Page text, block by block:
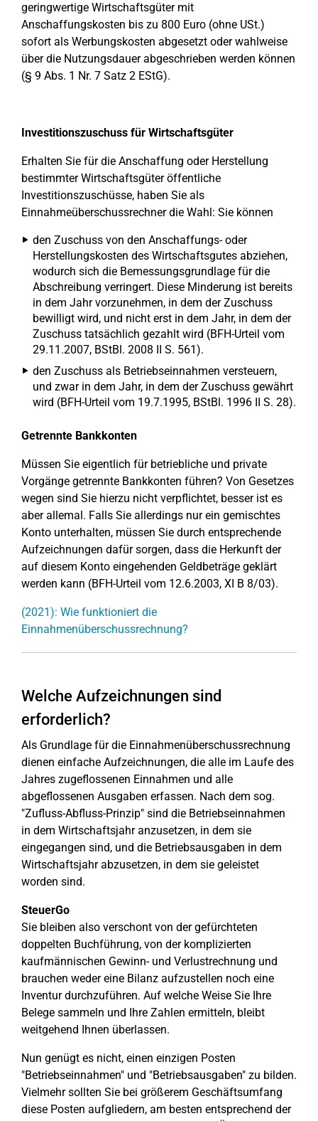
geringwertige Wirtschaftsgüter mit
Anschaffungskosten bis zu 800 Euro (ohne USt.)
sofort als Werbungskosten abgesetzt oder wahlweise
über die Nutzungsdauer abgeschrieben werden können
(§ 9 Abs. 1 Nr. 7 Satz 2 EStG).
Investitionszuschuss für Wirtschaftsgüter
Erhalten Sie für die Anschaffung oder Herstellung
bestimmter Wirtschaftsgüter öffentliche
Investitionszuschüsse, haben Sie als
Einnahmeüberschussrechner die Wahl: Sie können
den Zuschuss von den Anschaffungs- oder
Herstellungskosten des Wirtschaftsgutes abziehen,
wodurch sich die Bemessungsgrundlage für die
Abschreibung verringert. Diese Minderung ist bereits
in dem Jahr vorzunehmen, in dem der Zuschuss
bewilligt wird, und nicht erst in dem Jahr, in dem der
Zuschuss tatsächlich gezahlt wird (BFH-Urteil vom
29.11.2007, BStBl. 2008 II S. 561).
den Zuschuss als Betriebseinnahmen versteuern,
und zwar in dem Jahr, in dem der Zuschuss gewährt
wird (BFH-Urteil vom 19.7.1995, BStBl. 1996 II S. 28).
Getrennte Bankkonten
Müssen Sie eigentlich für betriebliche und private
Vorgänge getrennte Bankkonten führen? Von Gesetzes
wegen sind Sie hierzu nicht verpflichtet, besser ist es
aber allemal. Falls Sie allerdings nur ein gemischtes
Konto unterhalten, müssen Sie durch entsprechende
Aufzeichnungen dafür sorgen, dass die Herkunft der
auf diesem Konto eingehenden Geldbeträge geklärt
werden kann (BFH-Urteil vom 12.6.2003, XI B 8/03).
(2021): Wie funktioniert die
Einnahmenüberschussrechnung?
Welche Aufzeichnungen sind
erforderlich?
Als Grundlage für die Einnahmenüberschussrechnung
dienen einfache Aufzeichnungen, die alle im Laufe des
Jahres zugeflossenen Einnahmen und alle
abgeflossenen Ausgaben erfassen. Nach dem sog.
"Zufluss-Abfluss-Prinzip" sind die Betriebseinnahmen
in dem Wirtschaftsjahr anzusetzen, in dem sie
eingegangen sind, und die Betriebsausgaben in dem
Wirtschaftsjahr abzusetzen, in dem sie geleistet
worden sind.
SteuerGo
Sie bleiben also verschont von der gefürchteten
doppelten Buchführung, von der komplizierten
kaufmännischen Gewinn- und Verlustrechnung und
brauchen weder eine Bilanz aufzustellen noch eine
Inventur durchzuführen. Auf welche Weise Sie Ihre
Belege sammeln und Ihre Zahlen ermitteln, bleibt
weitgehend Ihnen überlassen.
Nun genügt es nicht, einen einzigen Posten
"Betriebseinnahmen" und "Betriebsausgaben" zu bilden.
Vielmehr sollten Sie bei größerem Geschäftsumfang
diese Posten aufgliedern, am besten entsprechend der